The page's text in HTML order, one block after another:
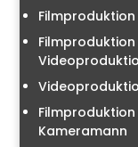
Kameramann